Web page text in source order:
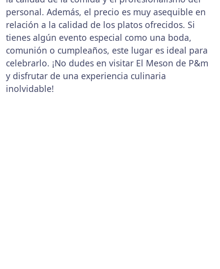
personal. Además, el precio es muy asequible en
relación a la calidad de los platos ofrecidos. Si
tienes algún evento especial como una boda,
comunión o cumpleaños, este lugar es ideal para
celebrarlo. ¡No dudes en visitar El Meson de P&m
y disfrutar de una experiencia culinaria
inolvidable!